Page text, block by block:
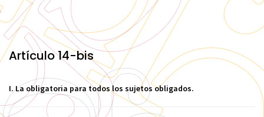
Artículo 14-bis
I. La obligatoria para todos los sujetos obligados.